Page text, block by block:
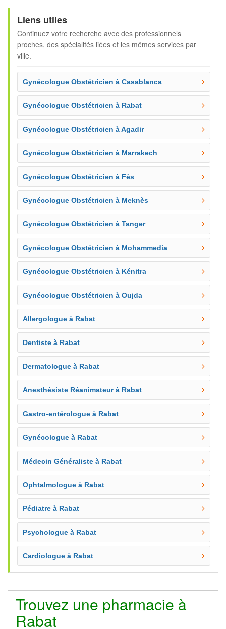
Liens utiles
Continuez votre recherche avec des professionnels
proches, des spécialités liées et les mêmes services par
ville.
Gynécologue Obstétricien à Casablanca
Gynécologue Obstétricien à Rabat
Gynécologue Obstétricien à Agadir
Gynécologue Obstétricien à Marrakech
Gynécologue Obstétricien à Fès
Gynécologue Obstétricien à Meknès
Gynécologue Obstétricien à Tanger
Gynécologue Obstétricien à Mohammedia
Gynécologue Obstétricien à Kénitra
Gynécologue Obstétricien à Oujda
Allergologue à Rabat
Dentiste à Rabat
Dermatologue à Rabat
Anesthésiste Réanimateur à Rabat
Gastro-entérologue à Rabat
Gynécologue à Rabat
Médecin Généraliste à Rabat
Ophtalmologue à Rabat
Pédiatre à Rabat
Psychologue à Rabat
Cardiologue à Rabat
Trouvez une pharmacie à
Rabat